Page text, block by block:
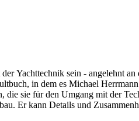
Yachttechnik sein - angelehnt an
in dem es Michael
die sie für den Umgang mit der
Er kann Details und